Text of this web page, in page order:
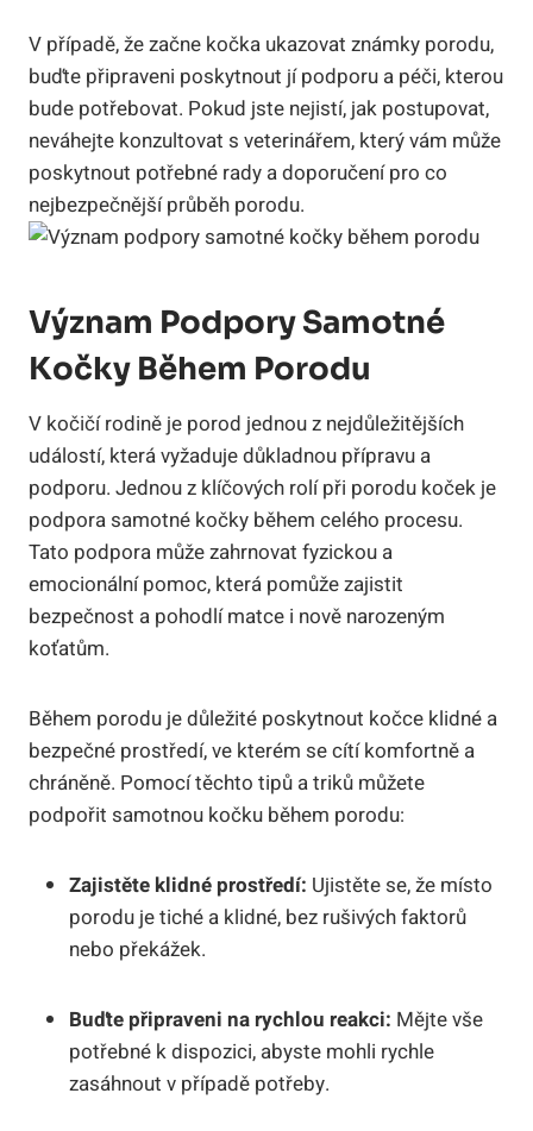
V případě, že začne kočka ukazovat známky porodu,
buďte připraveni poskytnout jí podporu a péči, kterou
bude potřebovat. Pokud jste nejistí, jak postupovat,
neváhejte konzultovat s veterinářem, který vám může
poskytnout potřebné rady a doporučení pro co
nejbezpečnější průběh porodu.
Význam Podpory Samotné
Kočky Během Porodu
V kočičí rodině je porod jednou z nejdůležitějších
událostí, která vyžaduje důkladnou přípravu a
podporu. Jednou z klíčových rolí při porodu koček je
podpora samotné kočky během celého procesu.
Tato podpora může zahrnovat fyzickou a
emocionální pomoc, která pomůže zajistit
bezpečnost a pohodlí matce i nově narozeným
koťatům.
Během porodu je důležité poskytnout kočce klidné a
bezpečné prostředí, ve kterém se cítí komfortně a
chráněně. Pomocí těchto tipů a triků můžete
podpořit samotnou kočku během porodu:
Zajistěte klidné prostředí: Ujistěte se, že místo
porodu je tiché a klidné, bez rušivých faktorů
nebo překážek.
Buďte připraveni na rychlou reakci: Mějte vše
potřebné k dispozici, abyste mohli rychle
zasáhnout v případě potřeby.